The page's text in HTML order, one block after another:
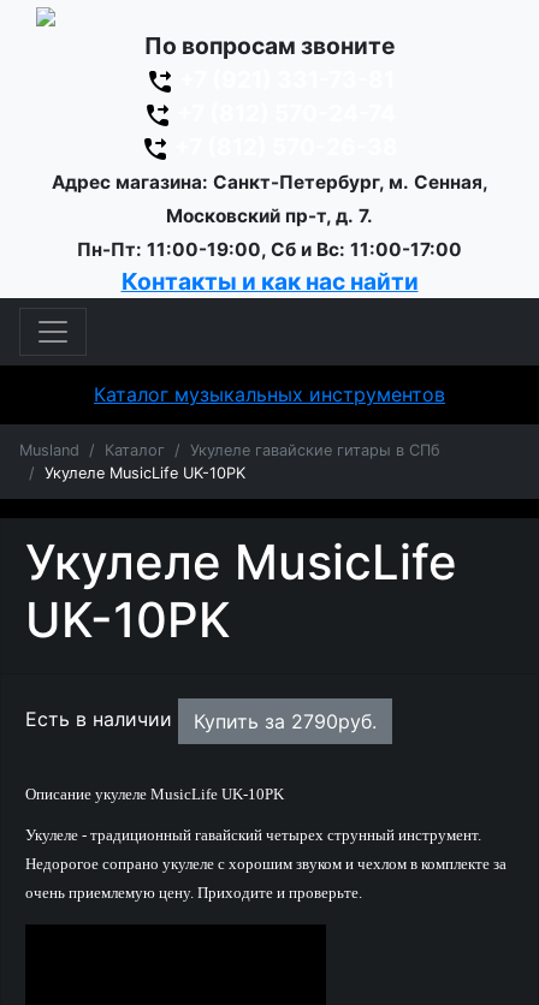
По вопросам звоните
Адрес магазина: Санкт-Петербург, м. Сенная,
Московский пр-т, д. 7.
Пн-Пт: 11:00-19:00, Сб и Вс: 11:00-17:00
Контакты и как нас найти
Каталог музыкальных инструментов
Musland Каталог
Укулеле гавайские гитары в СПб
Укулеле MusicLife UK-10PK
Укулеле MusicLife
UK-10PK
Есть в наличии Купить за 2790руб.
Описание укулеле MusicLife UK-10PK
Укулеле - традиционный гавайский четырех струнный инструмент.
Недорогое сопрано укулеле с хорошим звуком и чехлом в комплекте за
очень приемлемую цену. Приходите и проверьте.